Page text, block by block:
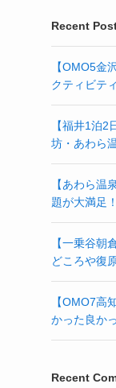
Recent
【OMO5金
クティビテ
【福井1泊
坊・あわら
【あわら温
題が大満足
【一乗谷朝
どころや復
【OMO7高
かった良か
Recent